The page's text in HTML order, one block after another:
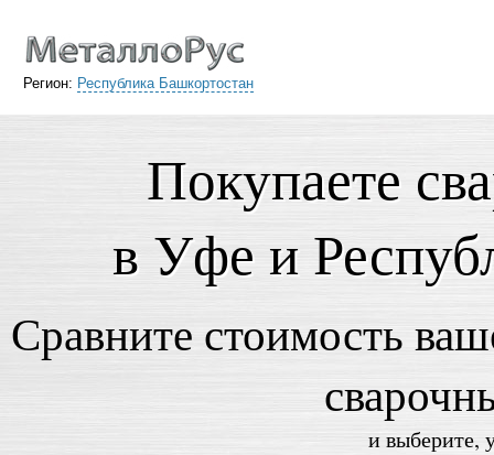
Регион: Республика Башкортостан
Покупаете
в Уфе и
Сравните стоимость
и выберите,